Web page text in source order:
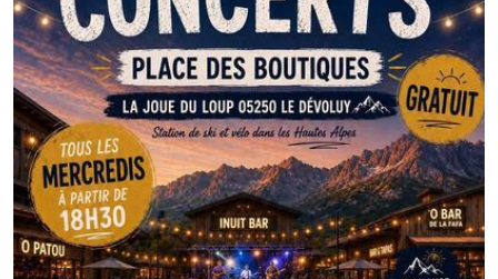
ORGANISER SON SÉJOUR
RECHERCHER
FR
GB
IT